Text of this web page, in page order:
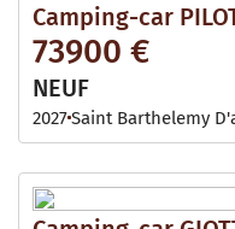
Camping-car
73900 €
NEUF
2027Saint Barthelemy